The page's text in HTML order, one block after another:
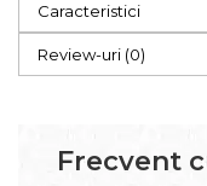
Caracteristici
Review-uri (0)
Frecvent